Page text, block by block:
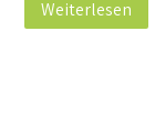
Weiterlesen